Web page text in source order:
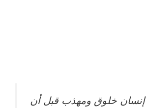
إنسان خلوق ومهذب قبل أن